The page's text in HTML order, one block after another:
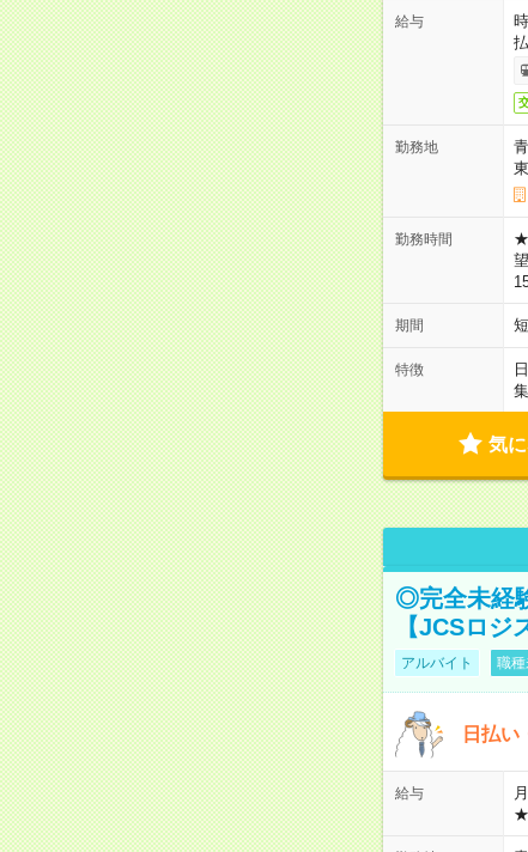
給与
勤務地
勤務時間
期間
特徴
集
気に
◎完全未経
【JCSロジ
アルバイト 職種
日払
給与
★